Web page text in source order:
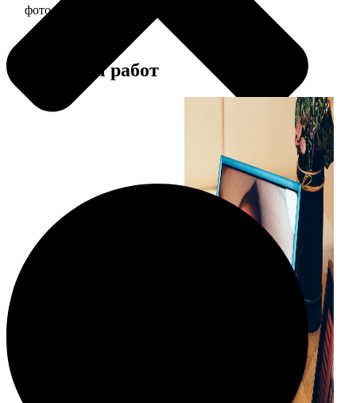
фото 10х10 в деревянной рамке
Примеры работ